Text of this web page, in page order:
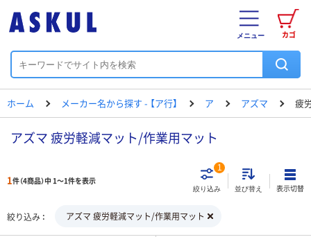
カゴ
メニュー
ホーム メーカー名から探す - 【ア行】 ア アズマ 疲
アズマ 疲労軽減マット/作業用マット
1件（4商品）中 1～1件を表示
絞り込み
1
並び替え 表示切替
絞り込み アズマ 疲労軽減マット/作業用マット